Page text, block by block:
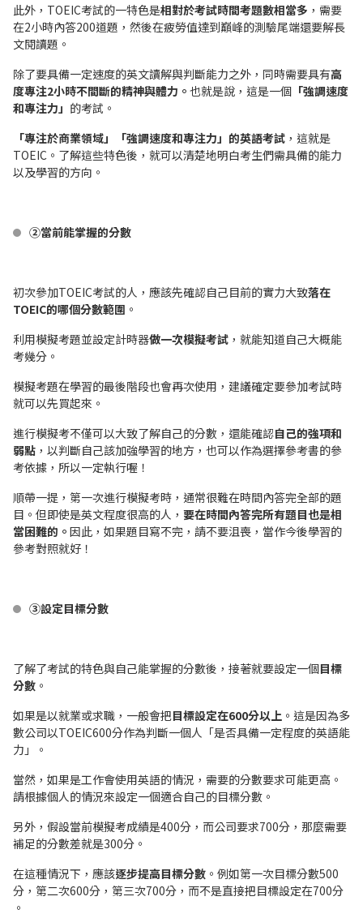
此外，TOEIC考試的一特色是相對於考試時間考題數相當多 ，需要
在2小時內答200道題，然後在疲勞值達到巔峰的測驗尾端還要解長
文閱讀題。
除了要具備一定速度的英文讀解與判斷能力之外，同時需要具有高
度專注2小時不間斷的精神與體力。 也就是說，這是一個 「強調速度
和專注力」 的考試。
「專注於商業領域」「強調速度和專注力」的英語考試 ，這就是
TOEIC。了解這些特色後，就可以清楚地明白考生們需具備的能力
以及學習的方向。
②當前能掌握的分數
初次參加TOEIC考試的人，應該先確認自己目前的實力大致落在
TOEIC的哪個分數範圍 。
利用模擬考題並設定計時器做一次模擬考試 ，就能知道自己大概能
考幾分。
模擬考題在學習的最後階段也會再次使用，建議確定要參加考試時
就可以先買起來。
進行模擬考不僅可以大致了解自己的分數，還能確認自己的強項和
弱點 ，以判斷自己該加強學習的地方，也可以作為選擇參考書的參
考依據，所以一定執行喔！
順帶一提，第一次進行模擬考時，通常很難在時間內答完全部的題
目。但即使是英文程度很高的人， 要在時間內答完所有題目也是相
當困難的。 因此，如果題目寫不完，請不要沮喪，當作今後學習的
參考對照就好！
③設定目標分數
了解了考試的特色與自己能掌握的分數後，接著就要設定一個目標
分數 。
如果是以就業或求職，一般會把目標設定在600分以上 。這是因為多
數公司以TOEIC600分作為判斷一個人「是否具備一定程度的英語能
力」。
當然，如果是工作會使用英語的情況，需要的分數要求可能更高。
請根據個人的情況來設定一個適合自己的目標分數。
另外，假設當前模擬考成績是400分，而公司要求700分，那麼需要
補足的分數差就是300分。
在這種情況下，應該逐步提高目標分數 。例如第一次目標分數500
分，第二次600分，第三次700分，而不是直接把目標設定在700分
。